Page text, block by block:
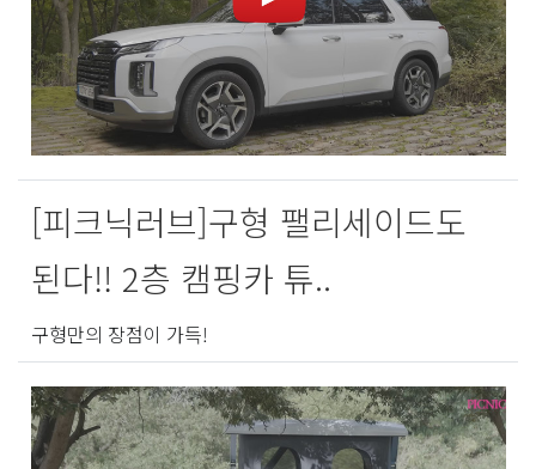
[피크닉러브]구형 팰리세이드도
된다!! 2층 캠핑카 튜..
구형만의 장점이 가득!